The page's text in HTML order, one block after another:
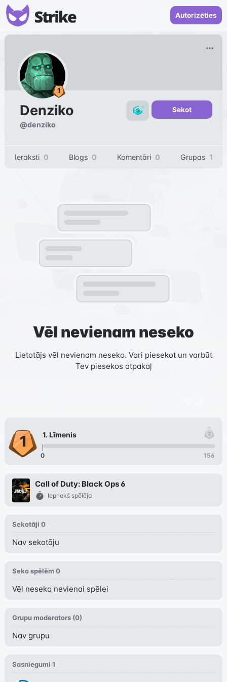
Autorizēties
Denziko
@denziko
Sekot
Ieraksti 0 Blogs 0 Komentāri 0 Grupas 1
Vēl nevienam neseko
Lietotājs vēl nevienam neseko. Vari piesekot un varbūt
Tev piesekos atpakaļ
1. Līmenis
156
0
Call of Duty: Black Ops 6
Iepriekš spēlēja
Sekotāji 0
Nav sekotāju
Seko spēlēm 0
Vēl neseko nevienai spēlei
Grupu moderators (0)
Nav grupu
Sasniegumi 1